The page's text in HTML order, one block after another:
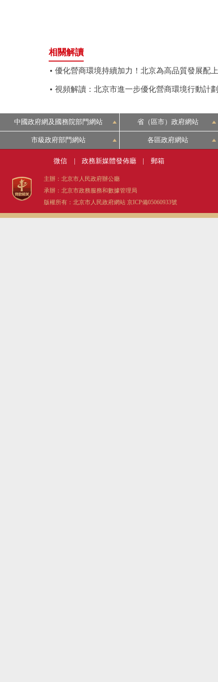
相關解讀
優化營商環境持續加力！北京為高品質發展配
視頻解讀：北京市進一步優化營商環境行動計
中國政府網及國務院部門網站 省（區市）政府網站
市級政府部門網站 各區政府網站
微信 政務新媒體發佈廳 郵箱
主辦：北京市人民政府辦公廳
承辦：北京市政務服務和數據管理局
版權所有：北京市人民政府網站 京ICP備05060933號